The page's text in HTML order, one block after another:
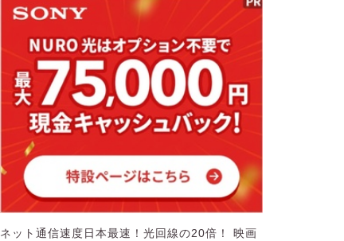
ネット通信速度日本最速！光回線の20倍！ 映画